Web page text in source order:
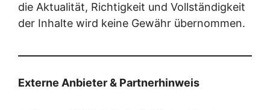
die Aktualität, Richtigkeit und Vollständigkeit
der Inhalte wird keine Gewähr übernommen.
Externe Anbieter & Partnerhinweis